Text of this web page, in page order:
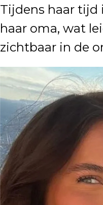
Tijdens haar tijd
haar oma, wat
zichtbaar in de